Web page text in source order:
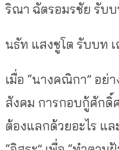
ริณา ฉัตรอมรชัย รับ
นธัท แสงชูโต รับบท
เมื่อ “นางคณิกา” อย่
สังคม การกอบกู้ศักดิ์
ต้องแลกด้วยอะไร แ